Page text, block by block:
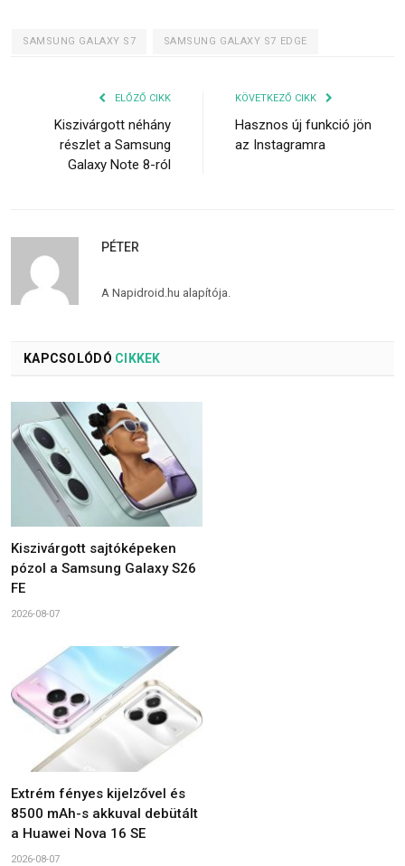
SAMSUNG GALAXY S7 SAMSUNG GALAXY S7 EDGE
ELŐZŐ CIKK
Kiszivárgott néhány
részlet a Samsung
Galaxy Note 8-ról
KÖVETKEZŐ CIKK
Hasznos új funkció jön
az Instagramra
PÉTER
A Napidroid.hu alapítója.
KAPCSOLÓDÓ CIKKEK
Kiszivárgott sajtóképeken
pózol a Samsung Galaxy S26
FE
2026-08-07
Extrém fényes kijelzővel és
8500 mAh-s akkuval debütált
a Huawei Nova 16 SE
2026-08-07